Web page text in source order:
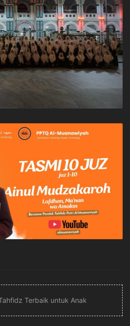
Terbaik untuk Anak